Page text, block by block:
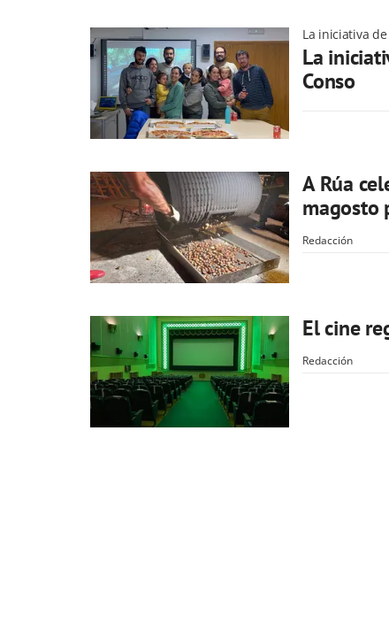
La iniciativa
La
Conso
A Rúa
magosto
Redacción
El cine
Redacción